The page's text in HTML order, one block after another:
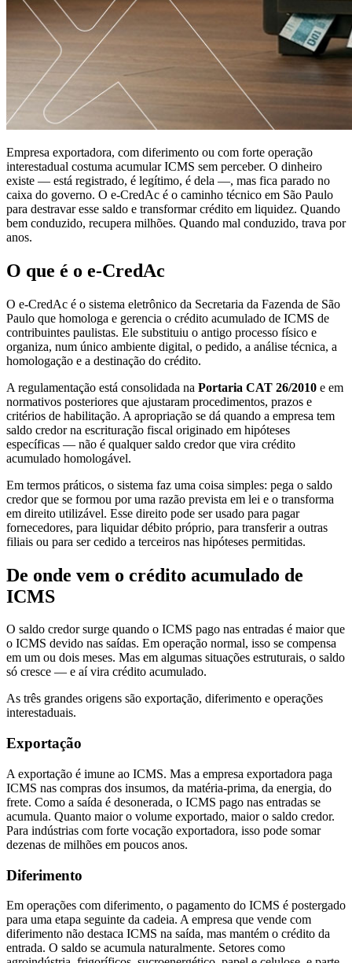
Empresa exportadora, com diferimento ou com forte operação
interestadual costuma acumular ICMS sem perceber. O dinheiro
existe — está registrado, é legítimo, é dela —, mas fica parado no
caixa do governo. O e-CredAc é o caminho técnico em São Paulo
para destravar esse saldo e transformar crédito em liquidez. Quando
bem conduzido, recupera milhões. Quando mal conduzido, trava por
anos.
O que é o e-CredAc
O e-CredAc é o sistema eletrônico da Secretaria da Fazenda de São
Paulo que homologa e gerencia o crédito acumulado de ICMS de
contribuintes paulistas. Ele substituiu o antigo processo físico e
organiza, num único ambiente digital, o pedido, a análise técnica, a
homologação e a destinação do crédito.
A regulamentação está consolidada na Portaria CAT 26/2010 e em
normativos posteriores que ajustaram procedimentos, prazos e
critérios de habilitação. A apropriação se dá quando a empresa tem
saldo credor na escrituração fiscal originado em hipóteses
específicas — não é qualquer saldo credor que vira crédito
acumulado homologável.
Em termos práticos, o sistema faz uma coisa simples: pega o saldo
credor que se formou por uma razão prevista em lei e o transforma
em direito utilizável. Esse direito pode ser usado para pagar
fornecedores, para liquidar débito próprio, para transferir a outras
filiais ou para ser cedido a terceiros nas hipóteses permitidas.
De onde vem o crédito acumulado de
ICMS
O saldo credor surge quando o ICMS pago nas entradas é maior que
o ICMS devido nas saídas. Em operação normal, isso se compensa
em um ou dois meses. Mas em algumas situações estruturais, o saldo
só cresce — e aí vira crédito acumulado.
As três grandes origens são exportação, diferimento e operações
interestaduais.
Exportação
A exportação é imune ao ICMS. Mas a empresa exportadora paga
ICMS nas compras dos insumos, da matéria-prima, da energia, do
frete. Como a saída é desonerada, o ICMS pago nas entradas se
acumula. Quanto maior o volume exportado, maior o saldo credor.
Para indústrias com forte vocação exportadora, isso pode somar
dezenas de milhões em poucos anos.
Diferimento
Em operações com diferimento, o pagamento do ICMS é postergado
para uma etapa seguinte da cadeia. A empresa que vende com
diferimento não destaca ICMS na saída, mas mantém o crédito da
entrada. O saldo se acumula naturalmente. Setores como